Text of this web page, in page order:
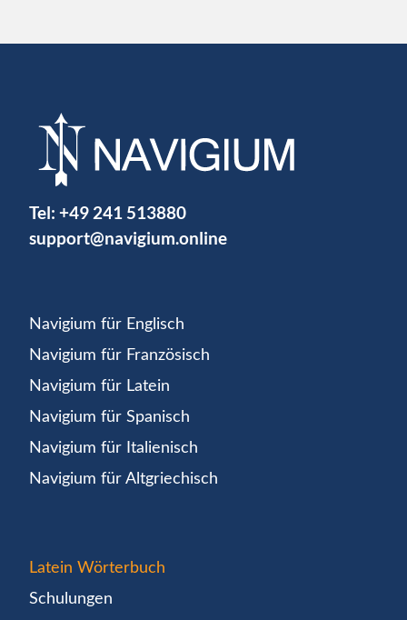
Tel: +49 241 513880
support@navigium.online
Navigium für Englisch
Navigium für Französisch
Navigium für Latein
Navigium für Spanisch
Navigium für Italienisch
Navigium für Altgriechisch
Latein Wörterbuch
Schulungen